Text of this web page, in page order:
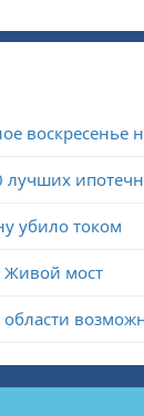
воскресенье
лучших
убило током
Живой мост